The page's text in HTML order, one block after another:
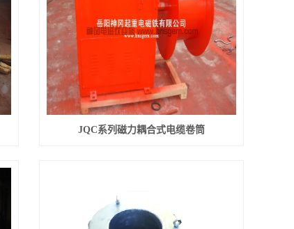
JQC系列磁力耦合式电缆卷筒